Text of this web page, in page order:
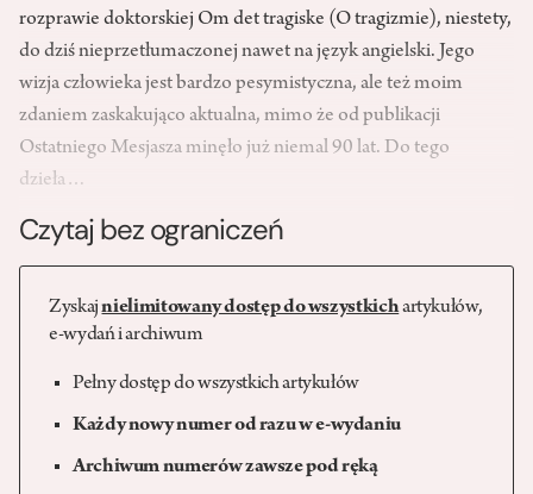
rozprawie doktorskiej Om det tragiske (O tragizmie), niestety,
do dziś nieprzetłumaczonej nawet na język angielski. Jego
wizja człowieka jest bardzo pesymistyczna, ale też moim
zdaniem zaskakująco aktualna, mimo że od publikacji
Ostatniego Mesjasza minęło już niemal 90 lat. Do tego
dzieła…
Czytaj bez ograniczeń
Zyskajnielimitowany dostęp do wszystkichartykułów,
e-wydań i archiwum
Pełny dostęp do wszystkich artykułów
Każdy nowy numer od razu w e-wydaniu
Archiwum numerów zawsze pod ręką